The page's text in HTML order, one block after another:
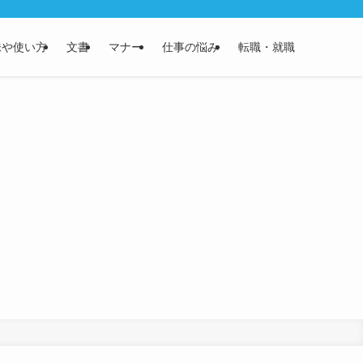
使い方 文書 マナー 仕事の悩み 転職・就職